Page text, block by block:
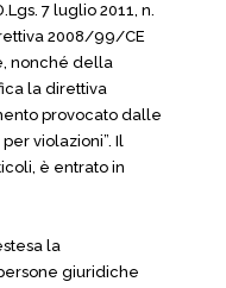
7 luglio 2011, n.
2008/99/CE
nonché della
la direttiva
provocato dalle
violazioni”. Il
è entrato in
la
giuridiche